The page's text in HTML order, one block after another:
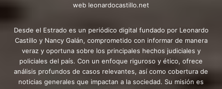
web leonardocastillo.net
Desde el Estrado es un periódico digital fundado por Leonardo
Castillo y Nancy Galán, comprometido con informar de manera
veraz y oportuna sobre los principales hechos judiciales y
policiales del país. Con un enfoque riguroso y ético, ofrece
análisis profundos de casos relevantes, así como cobertura de
noticias generales que impactan a la sociedad. Su misión es